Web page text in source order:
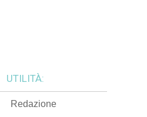
UTILITÀ:
Redazione